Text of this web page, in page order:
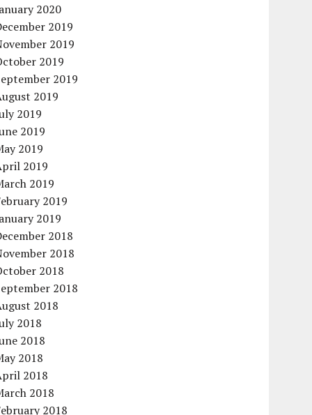
2020
2019
2019
2019
2019
2019
2019
2019
2019
2019
2019
2019
2019
2018
2018
2018
2018
2018
2018
2018
2018
2018
2018
2018